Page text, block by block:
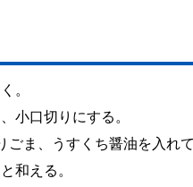
。
小口切りにする。
ま、うすくち醤油を入れて
和える。